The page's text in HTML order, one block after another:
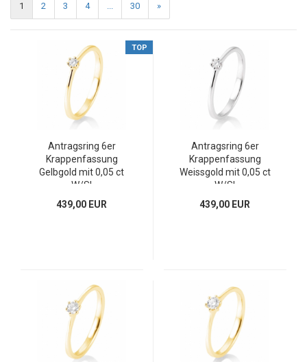
1 2 3 4 ... 30 »
TOP
Antragsring 6er
Krappenfassung
Gelbgold mit 0,05 ct
W/SI
439,00 EUR
Antragsring 6er
Krappenfassung
Weissgold mit 0,05 ct
W/SI
439,00 EUR